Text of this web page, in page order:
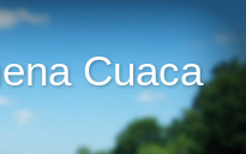
Cuaca